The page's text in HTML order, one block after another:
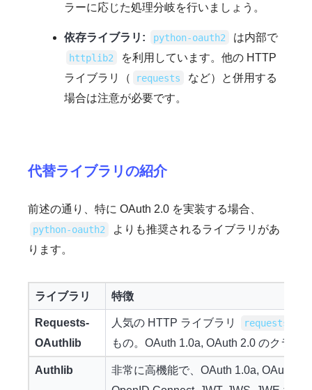
ラーに応じた処理分岐を行いましょう。
依存ライブラリ: python-oauth2 は内部で
httplib2
を利用しています。他の HTTP
ライブラリ（
requests
など）と併用する
場合は注意が必要です。
代替ライブラリの紹介
前述の通り、特に OAuth 2.0 を実装する場合、
python-oauth2
よりも推奨されるライブラリがあ
ります。
ライブラリ 特徴
Requests-
OAuthlib
人気の HTTP ライブラリ requests
もの。OAuth 1.0a, OAuth 2.0 のクライ
Authlib
非常に高機能で、OAuth 1.0a, OAuth